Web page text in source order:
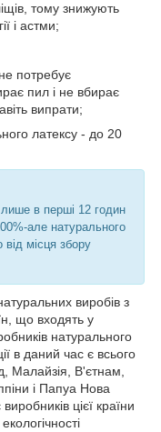
тому знижують
і астми;
потребує
пил і не вбирає
випрати;
латексу - до 20
в перші 12 годин
але натурального
місця збору
виробів з
що входять у
натурального
в даний час є всього
Малайзія, В'єтнам,
і Папуа Нова
цієї країни